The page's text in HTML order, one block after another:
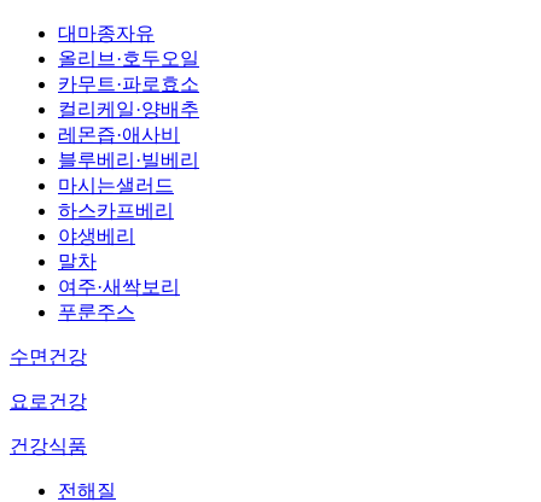
대마종자유
올리브·호두오일
카무트·파로효소
컬리케일·양배추
레몬즙·애사비
블루베리·빌베리
마시는샐러드
하스카프베리
야생베리
말차
여주·새싹보리
푸룬주스
수면건강
요로건강
건강식품
전해질